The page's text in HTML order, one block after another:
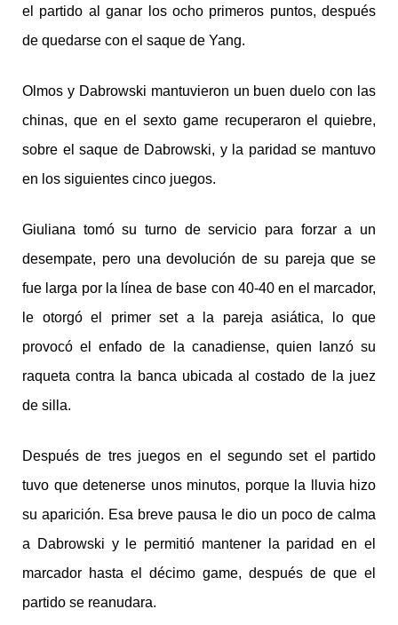
el partido al ganar los ocho primeros puntos, después
de quedarse con el saque de Yang.
Olmos y Dabrowski mantuvieron un buen duelo con las
chinas, que en el sexto game recuperaron el quiebre,
sobre el saque de Dabrowski, y la paridad se mantuvo
en los siguientes cinco juegos.
Giuliana tomó su turno de servicio para forzar a un
desempate, pero una devolución de su pareja que se
fue larga por la línea de base con 40-40 en el marcador,
le otorgó el primer set a la pareja asiática, lo que
provocó el enfado de la canadiense, quien lanzó su
raqueta contra la banca ubicada al costado de la juez
de silla.
Después de tres juegos en el segundo set el partido
tuvo que detenerse unos minutos, porque la lluvia hizo
su aparición. Esa breve pausa le dio un poco de calma
a Dabrowski y le permitió mantener la paridad en el
marcador hasta el décimo game, después de que el
partido se reanudara.